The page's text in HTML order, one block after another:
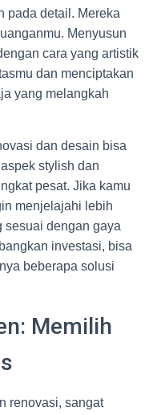
pada detail. Mereka
Menyusun
cara yang artistik
dan menciptakan
yang melangkah
dan desain bisa
stylish dan
pesat. Jika kamu
menjelajahi lebih
sesuai dengan gaya
investasi, bisa
beberapa solusi
Memilih
renovasi, sangat